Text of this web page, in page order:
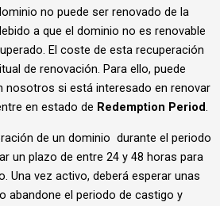
no puede ser renovado de la
a que el dominio no es renovable
El coste de esta recuperación
de renovación. Para ello, puede
nosotros si está interesado en renovar
en estado de Redemption Period.
de un dominio durante el periodo
un plazo de entre 24 y 48 horas para
Una vez activo, deberá esperar unas
abandone el periodo de castigo y